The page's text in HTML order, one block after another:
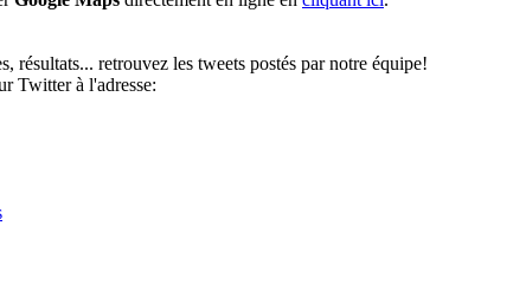
résultats... retrouvez les tweets postés par notre équipe!
Twitter à l'adresse: